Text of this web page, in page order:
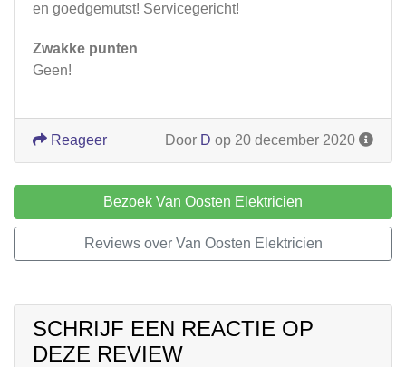
en goedgemutst! Servicegericht!
Zwakke punten
Geen!
Door D op 20 december 2020
Reageer
Bezoek Van Oosten Elektricien
Reviews over Van Oosten Elektricien
SCHRIJF EEN REACTIE OP
DEZE REVIEW